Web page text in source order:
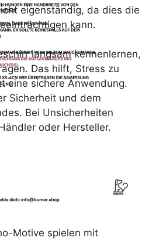
eigenständig, da dies die
kann.
langsam kennenlernen,
Das hilft, Stress zu
eine sichere Anwendung.
Sicherheit und dem
Bei Unsicherheiten
oder Hersteller.
man fühlt
und ornamentale
Hundegeschirre mit
Boho-Motive
Stil, der
und Persönlichkeit
Elementen,
Strukturen und warmen
der ruhig, lebendig
Motive spielen mit